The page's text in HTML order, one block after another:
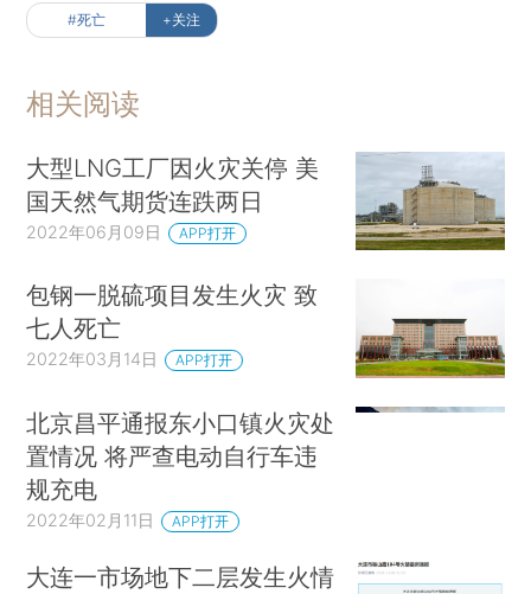
#死亡 +关注
相关阅读
大型LNG工厂因火灾关停 美
国天然气期货连跌两日
2022年06月09日 APP打开
包钢一脱硫项目发生火灾 致
七人死亡
2022年03月14日 APP打开
北京昌平通报东小口镇火灾处
置情况 将严查电动自行车违
规充电
2022年02月11日 APP打开
大连一市场地下二层发生火情